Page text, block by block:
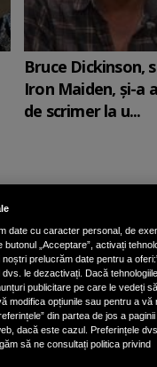
Bruce Dickinson,
Iron Maiden, şi-
de scrimer la u...
de confidențialitate|
date cu caracter personal, de
„Acceptare”, activați
prelucrăm date pentru a
le dezactivați. Dacă
publicitare pe care le vedeți
modifica opțiunile sau pentru a vă
din partea de jos a
dacă este cazul. Preferințele
să ne consultați politica privind